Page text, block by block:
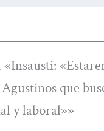
«Insausti:
que
y laboral»»